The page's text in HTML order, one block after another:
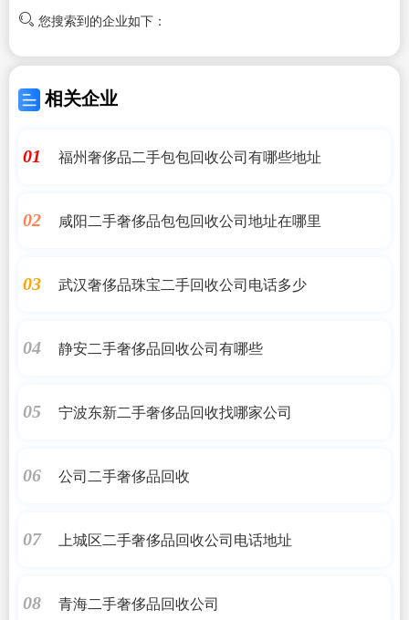
您搜索到的企业如下：
相关企业
01 福州奢侈品二手包包回收公司有哪些地址
02 咸阳二手奢侈品包包回收公司地址在哪里
03 武汉奢侈品珠宝二手回收公司电话多少
04 静安二手奢侈品回收公司有哪些
05 宁波东新二手奢侈品回收找哪家公司
06 公司二手奢侈品回收
07 上城区二手奢侈品回收公司电话地址
08 青海二手奢侈品回收公司